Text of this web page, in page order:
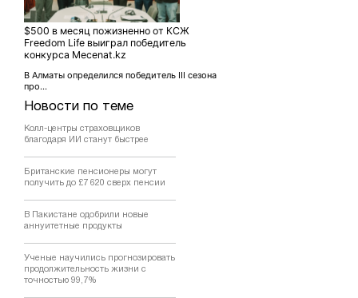
Новости по теме
Колл-центры страховщиков
благодаря ИИ станут быстрее
Британские пенсионеры могут
получить до £7 620 сверх пенсии
В Пакистане одобрили новые
аннуитетные продукты
Ученые научились прогнозировать
продолжительность жизни с
точностью 99,7%
$500 в месяц пожизненно от КСЖ
Freedom Life выиграл победитель
конкурса Mecenat.kz
В Алматы определился победитель ІІI сезона
про...